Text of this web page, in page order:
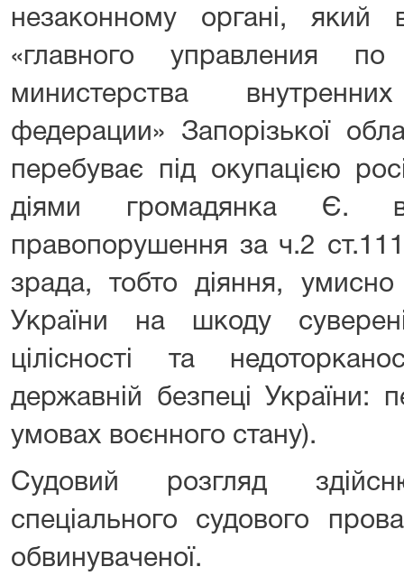
незаконному органі, який
«главного управления
министерства
федерации» Запорізької
перебуває під окупацією
діями громадянка Є.
правопорушення за ч.2
зрада, тобто діяння,
України на шкоду
цілісності та
державній безпеці України:
умовах воєнного стану).
Судовий розгляд
спеціального судового
обвинуваченої.